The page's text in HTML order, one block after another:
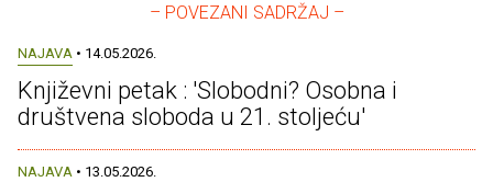
– POVEZANI SADRŽAJ –
NAJAVA • 14.05.2026.
Književni petak : 'Slobodni? Osobna i
društvena sloboda u 21. stoljeću'
NAJAVA • 13.05.2026.